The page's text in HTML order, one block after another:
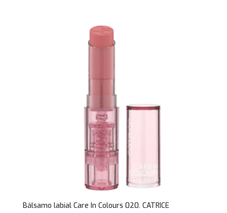
Bálsamo labial Care In Colours 020. CATRICE